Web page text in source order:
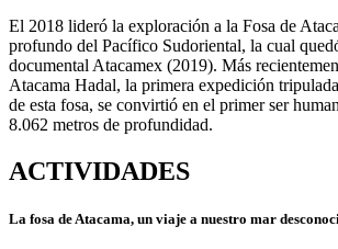
El 2018 lideró la exploración a la Fosa de
profundo del Pacífico Sudoriental, la cual
documental Atacamex (2019). Más
Atacama Hadal, la primera expedición
de esta fosa, se convirtió en el primer ser
8.062 metros de profundidad.
ACTIVIDADES
La fosa de Atacama, un viaje a nuestro mar